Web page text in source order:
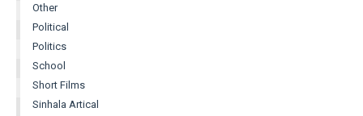
Other
Political
Politics
School
Short Films
Sinhala Artical